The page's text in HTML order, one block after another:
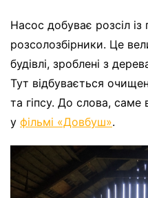
Насос добуває розсіл із
розсолозбірники. Це
будівлі, зроблені з
Тут відбувається
та гіпсу. До слова, саме
у фільмі «Довбуш».